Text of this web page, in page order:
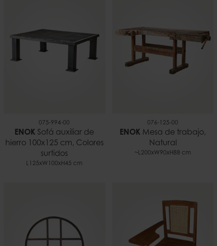
075-994-00
ENOK Sofá auxiliar de
hierro 100x125 cm, Colores
surtidos
L125xW100xH45 cm
076-125-00
ENOK Mesa de trabajo,
Natural
~L200xW90xH88 cm